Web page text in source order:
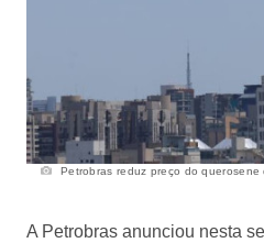
Petrobras reduz preço do
A Petrobras anunciou nesta